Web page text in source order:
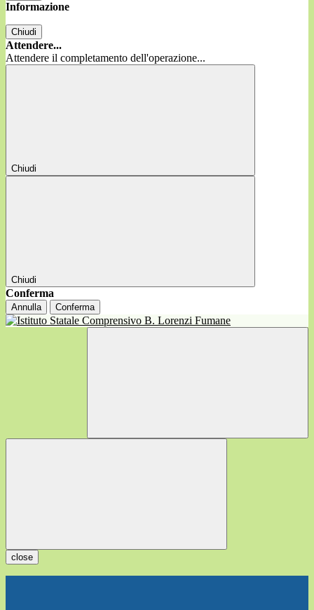
Informazione
Chiudi
Attendere...
Attendere il completamento dell'operazione...
Chiudi
Chiudi
Conferma
Annulla Conferma
close